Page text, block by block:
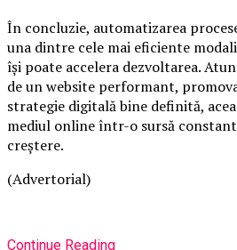
În concluzie, automatizarea
una dintre cele mai eficiente
își poate accelera dezvoltarea.
de un website performant,
strategie digitală bine definită,
mediul online într-o sursă
creștere.
(Advertorial)
Continue Reading